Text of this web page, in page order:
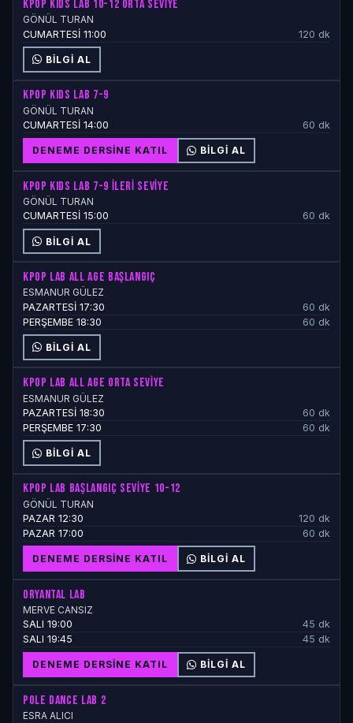
KPOP KIDS LAB 10-12 ORTA SEVİYE
GÖNÜL TURAN
CUMARTESİ 11:00
120 dk
BILGI AL
KPOP KIDS LAB 7-9
GÖNÜL TURAN
CUMARTESİ 14:00
60 dk
DENEME DERSINE KATIL BILGI AL
KPOP KIDS LAB 7-9 İLERİ SEVİYE
GÖNÜL TURAN
CUMARTESİ 15:00
60 dk
BILGI AL
KPOP LAB ALL AGE BAŞLANGIÇ
ESMANUR GÜLEZ
PAZARTESİ 17:30
60 dk
PERŞEMBE 18:30
60 dk
BILGI AL
KPOP LAB ALL AGE ORTA SEVİYE
ESMANUR GÜLEZ
PAZARTESİ 18:30
60 dk
PERŞEMBE 17:30
60 dk
BILGI AL
KPOP LAB BAŞLANGIÇ SEVİYE 10-12
GÖNÜL TURAN
PAZAR 12:30
120 dk
PAZAR 17:00
60 dk
DENEME DERSINE KATIL BILGI AL
ORYANTAL LAB
MERVE CANSIZ
SALI 19:00
45 dk
SALI 19:45
45 dk
DENEME DERSINE KATIL BILGI AL
POLE DANCE LAB 2
ESRA ALICI